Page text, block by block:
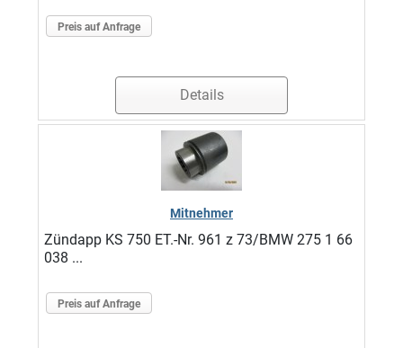
Preis auf Anfrage
Details
Mitnehmer
Zündapp KS 750 ET.-Nr. 961 z 73/BMW 275 1 66
038 ...
Preis auf Anfrage